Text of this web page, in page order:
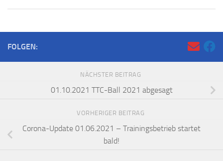
FOLGEN:
NÄCHSTER BEITRAG
01.10.2021 TTC-Ball 2021 abgesagt
VORHERIGER BEITRAG
Corona-Update 01.06.2021 – Trainingsbetrieb startet
bald!